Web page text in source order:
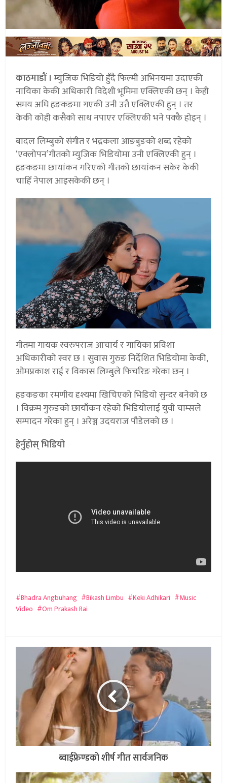
काठमाडौं । म्युजिक भिडियो हुँदै फिल्मी अभिनयमा उदाएकी
नायिका केकी अधिकारी विदेशी भूमिमा एक्लिएकी छन् । केही
समय अघि हङकङमा गएकी उनी उतै एक्लिएकी हुन् । तर
केकी कोही कसैको साथ नपाएर एक्लिएकी भने पक्कै होइन् ।
बादल लिम्बुको संगीत र भद्रकला आङबुङको शब्द रहेको
‘एक्लोपन’गीतको म्युजिक भिडियोमा उनी एक्लिएकी हुन् ।
हङकङमा छायांकन गरिएको गीतको छायांकन सकेर केकी
चाहिँ नेपाल आइसकेकी छन् ।
गीतमा गायक स्वरुपराज आचार्य र गायिका प्रविशा
अधिकारीको स्वर छ । सुवास गुरुङ निर्देशित भिडियोमा केकी,
ओमप्रकाश राई र विकास लिम्बुले फिचरिङ गरेका छन् ।
हङकङका रमणीय दृश्यमा खिचिएको भिडियो सुन्दर बनेको छ
। विक्रम गुरुङको छायाँकन रहेको भिडियोलाई युवी चाम्सले
सम्पादन गरेका हुन् । अरेञ्ज उदयराज पौडेलको छ ।
हेर्नुहोस् भिडियो
Bhadra Angbuhang Bikash Limbu Keki Adhikari
Music
Video
Om Prakash Rai
ब्वाईफ्रेण्डको शीर्ष गीत सार्वजनिक